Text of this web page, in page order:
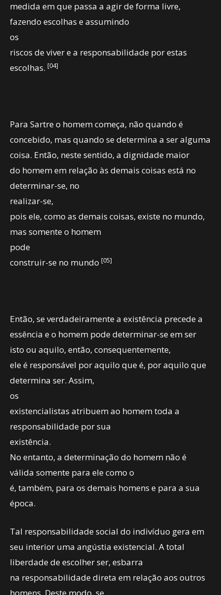
medida em que passa a agir de forma livre,
fazendo escolhas e assumindo
os
riscos de viver e a responsabilidade por estas
escolhas. [04]
Para Sartre o homem começa, não quando é
concebido, mas quando se determina a ser alguma
coisa. Então, neste sentido, a dignidade maior
do homem em relação às demais coisas está no
determinar-se, no
realizar-se,
pois ele, como as demais coisas, existe no mundo,
mas somente o homem
pode
construir-se no mundo [05]
Então, se verdadeiramente a existência precede a
essência e o homem pode determinar-se em ser
isto ou aquilo, então, consequentemente,
ele é responsável por aquilo que é, por aquilo que
determina ser. Assim,
os
existencialistas atribuem ao homem toda a
responsabilidade por sua
existência.
No entanto, a determinação do homem não é
válida somente para ele como o
é, também, para os demais homens e para a sua
época.
Tal responsabilidade social do indivíduo gera em
seu interior uma angústia existencial. A total
liberdade de escolher ser, esbarra
na responsabilidade direta em relação aos outros